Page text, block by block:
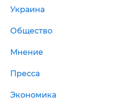
Украина
Общество
Мнение
Пресса
Экономика